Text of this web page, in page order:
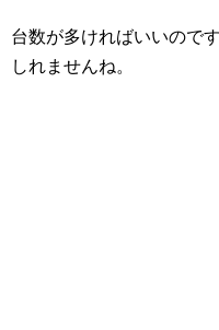
台数が多ければいいので
しれませんね。